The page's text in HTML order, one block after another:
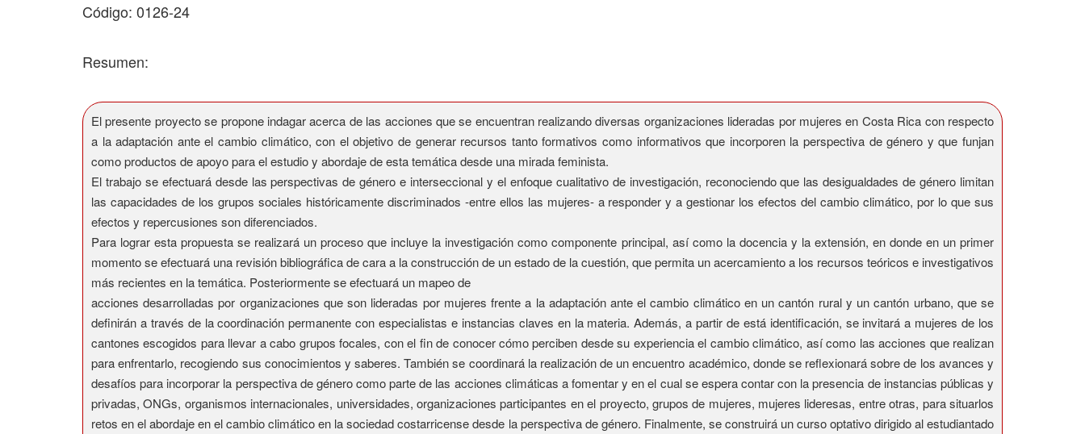
Código: 0126-24
Resumen:
El presente proyecto se propone indagar acerca de las acciones que se encuentran realizando diversas organizaciones lideradas por mujeres en Costa Rica con respecto
a la adaptación ante el cambio climático, con el objetivo de generar recursos tanto formativos como informativos que incorporen la perspectiva de género y que funjan
como productos de apoyo para el estudio y abordaje de esta temática desde una mirada feminista.
El trabajo se efectuará desde las perspectivas de género e interseccional y el enfoque cualitativo de investigación, reconociendo que las desigualdades de género limitan
las capacidades de los grupos sociales históricamente discriminados -entre ellos las mujeres- a responder y a gestionar los efectos del cambio climático, por lo que sus
efectos y repercusiones son diferenciados.
Para lograr esta propuesta se realizará un proceso que incluye la investigación como componente principal, así como la docencia y la extensión, en donde en un primer
momento se efectuará una revisión bibliográfica de cara a la construcción de un estado de la cuestión, que permita un acercamiento a los recursos teóricos e investigativos
más recientes en la temática. Posteriormente se efectuará un mapeo de
acciones desarrolladas por organizaciones que son lideradas por mujeres frente a la adaptación ante el cambio climático en un cantón rural y un cantón urbano, que se
definirán a través de la coordinación permanente con especialistas e instancias claves en la materia. Además, a partir de está identificación, se invitará a mujeres de los
cantones escogidos para llevar a cabo grupos focales, con el fin de conocer cómo perciben desde su experiencia el cambio climático, así como las acciones que realizan
para enfrentarlo, recogiendo sus conocimientos y saberes. También se coordinará la realización de un encuentro académico, donde se reflexionará sobre de los avances y
desafíos para incorporar la perspectiva de género como parte de las acciones climáticas a fomentar y en el cual se espera contar con la presencia de instancias públicas y
privadas, ONGs, organismos internacionales, universidades, organizaciones participantes en el proyecto, grupos de mujeres, mujeres lideresas, entre otras, para situarlos
retos en el abordaje en el cambio climático en la sociedad costarricense desde la perspectiva de género. Finalmente, se construirá un curso optativo dirigido al estudiantado